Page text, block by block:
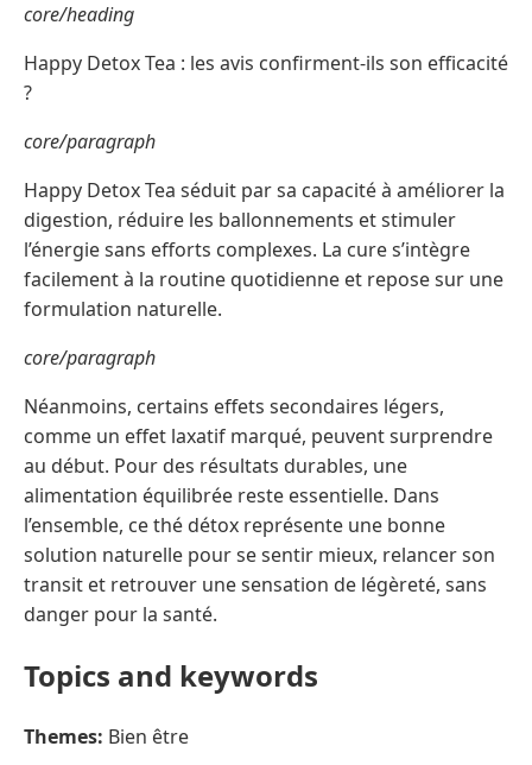
core/heading
Happy Detox Tea : les avis confirment-ils son efficacité
?
core/paragraph
Happy Detox Tea séduit par sa capacité à améliorer la
digestion, réduire les ballonnements et stimuler
l’énergie sans efforts complexes. La cure s’intègre
facilement à la routine quotidienne et repose sur une
formulation naturelle.
core/paragraph
Néanmoins, certains effets secondaires légers,
comme un effet laxatif marqué, peuvent surprendre
au début. Pour des résultats durables, une
alimentation équilibrée reste essentielle. Dans
l’ensemble, ce thé détox représente une bonne
solution naturelle pour se sentir mieux, relancer son
transit et retrouver une sensation de légèreté, sans
danger pour la santé.
Topics and keywords
Themes: Bien être